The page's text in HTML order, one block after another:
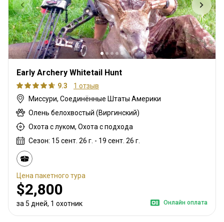
Early Archery Whitetail Hunt
9.3
1 отзыв
Миссури, Соединённые Штаты Америки
Олень белохвостый (Виргинский)
Охота с луком, Охота с подхода
Сезон: 15 сент. 26 г. - 19 сент. 26 г.
Цена пакетного тура
$2,800
за 5 дней, 1 охотник Онлайн оплата